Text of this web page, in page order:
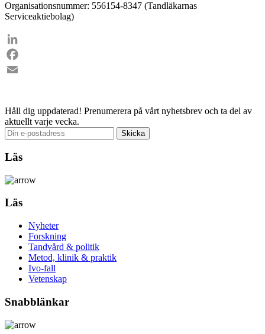
Organisationsnummer: 556154-8347 (Tandläkarnas
Serviceaktiebolag)
LinkedIn
Facebook
Håll dig uppdaterad! Prenumerera på vårt nyhetsbrev och ta del av
aktuellt varje vecka.
Läs
Läs
Nyheter
Forskning
Tandvård & politik
Metod, klinik & praktik
Ivo-fall
Vetenskap
Snabblänkar